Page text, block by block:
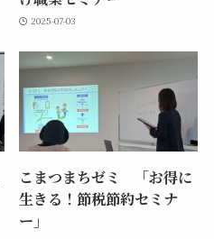
2025-07-03
こまつまちゼミ 「お得に
生きる！節税節約セミナ
ー」